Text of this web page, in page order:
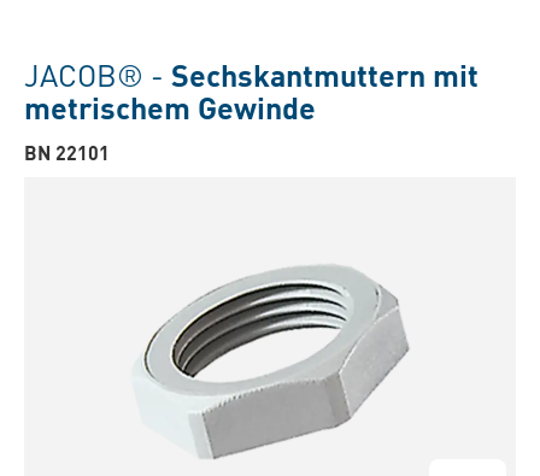
JACOB® - Sechskantmuttern mit
metrischem Gewinde
BN 22101